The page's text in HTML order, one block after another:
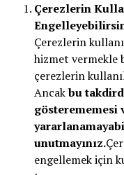
Çerezlerin
Çerezlerin
hizmet vermekle
çerezlerin
Ancakbu
unutmayınız.
engellemek için